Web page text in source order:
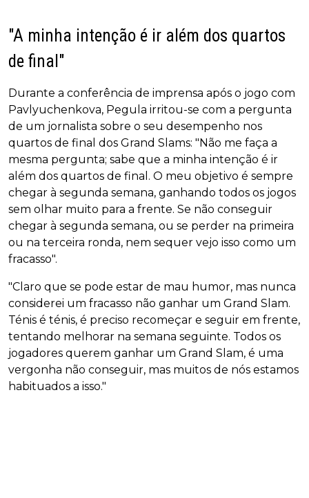
"A minha intenção é ir além dos quartos
de final"
Durante a conferência de imprensa após o jogo com
Pavlyuchenkova, Pegula irritou-se com a pergunta
de um jornalista sobre o seu desempenho nos
quartos de final dos Grand Slams: "Não me faça a
mesma pergunta; sabe que a minha intenção é ir
além dos quartos de final. O meu objetivo é sempre
chegar à segunda semana, ganhando todos os jogos
sem olhar muito para a frente. Se não conseguir
chegar à segunda semana, ou se perder na primeira
ou na terceira ronda, nem sequer vejo isso como um
fracasso".
"Claro que se pode estar de mau humor, mas nunca
considerei um fracasso não ganhar um Grand Slam.
Ténis é ténis, é preciso recomeçar e seguir em frente,
tentando melhorar na semana seguinte. Todos os
jogadores querem ganhar um Grand Slam, é uma
vergonha não conseguir, mas muitos de nós estamos
habituados a isso."